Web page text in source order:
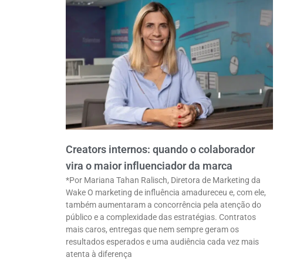
Creators internos: quando o colaborador
vira o maior influenciador da marca
*Por Mariana Tahan Ralisch, Diretora de Marketing da
Wake O marketing de influência amadureceu e, com ele,
também aumentaram a concorrência pela atenção do
público e a complexidade das estratégias. Contratos
mais caros, entregas que nem sempre geram os
resultados esperados e uma audiência cada vez mais
atenta à diferença